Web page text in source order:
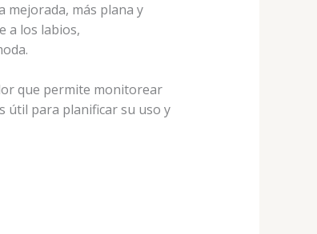
mejorada, más plana y
a los labios,
que permite monitorear
útil para planificar su uso y